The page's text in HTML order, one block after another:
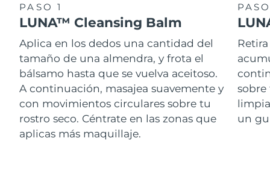
PASO 1
LUNA™ Cleansing Balm
Aplica en los dedos una cantidad del
tamaño de una almendra, y frota el
bálsamo hasta que se vuelva aceitoso.
A continuación, masajea suavemente y
con movimientos circulares sobre tu
rostro seco. Céntrate en las zonas que
aplicas más maquillaje.
un